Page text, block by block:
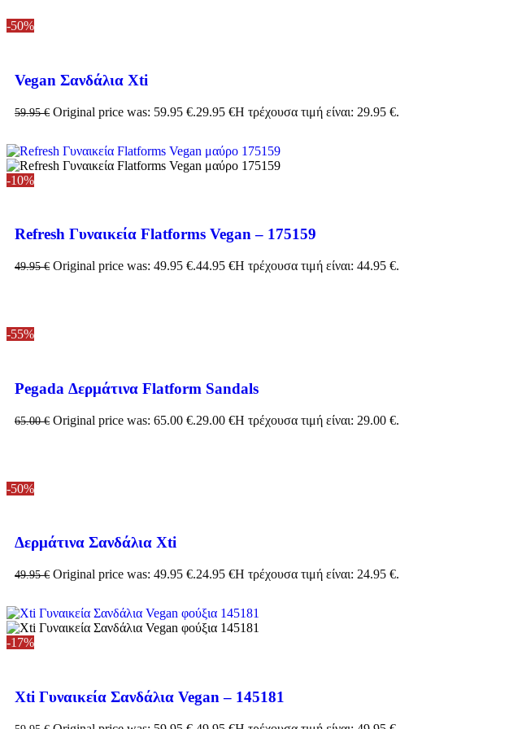
-50%
Vegan Σανδάλια Xti
59.95€ Original price was: 59.95 €.29.95 €Η τρέχουσα τιμή είναι: 29.95 €.
-10%
Refresh Γυναικεία Flatforms Vegan – 175159
49.95€ Original price was: 49.95 €.44.95 €Η τρέχουσα τιμή είναι: 44.95 €.
-55%
Pegada Δερμάτινα Flatform Sandals
65.00€ Original price was: 65.00 €.29.00 €Η τρέχουσα τιμή είναι: 29.00 €.
-50%
Δερμάτινα Σανδάλια Xti
49.95€ Original price was: 49.95 €.24.95 €Η τρέχουσα τιμή είναι: 24.95 €.
-17%
Xti Γυναικεία Σανδάλια Vegan – 145181